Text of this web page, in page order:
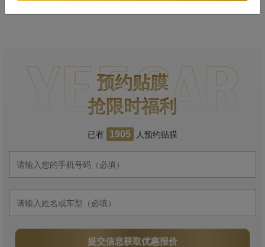
预约贴膜
抢限时福利
已有 1905 人预约贴膜
提交信息获取优惠报价